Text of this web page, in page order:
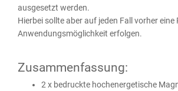
ausgesetzt werden.
Hierbei sollte aber auf jeden Fall vorher
Anwendungsmöglichkeit erfolgen.
Zusammenfassung:
2 x bedruckte hochenergetische